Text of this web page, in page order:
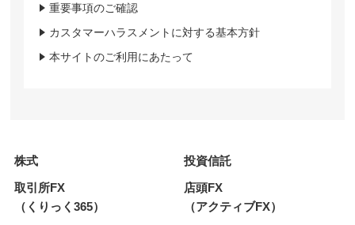
重要事項のご確認
カスタマーハラスメントに対する基本方針
本サイトのご利用にあたって
株式
投資信託
取引所FX
（くりっく365）
店頭FX
（アクティブFX）